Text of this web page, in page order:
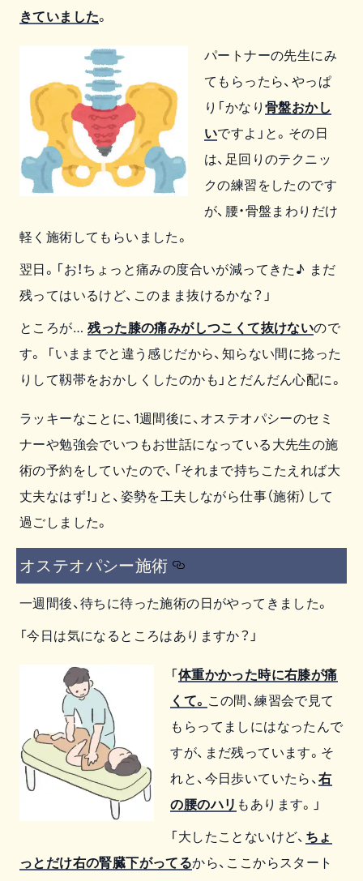
きていました。
パートナーの先生にみ
てもらったら、やっぱ
り「かなり 骨盤おかし
いですよ」と。その日
は、足回りのテクニッ
クの練習をしたのです
が、腰・骨盤まわりだけ
軽く施術してもらいました。
翌日。「お！ちょっと痛みの度合いが減ってきた♪ まだ
残ってはいるけど、このまま抜けるかな？」
ところが…残った膝の痛みがしつこくて抜けないので
す。 「いままでと違う感じだから、知らない間に捻った
りして靱帯をおかしくしたのかも」とだんだん心配に。
ラッキーなことに、1週間後に、オステオパシーのセミ
ナーや勉強会でいつもお世話になっている大先生の施
術の予約をしていたので、「それまで持ちこたえれば大
丈夫なはず！」と、姿勢を工夫しながら仕事（施術）して
過ごしました。
オステオパシー施術
一週間後、待ちに待った施術の日がやってきました。
「今日は気になるところはありますか？」
「体重かかった時に右膝が痛
くて。 この間、練習会で見て
もらってましにはなったんで
すが、まだ残っています。そ
れと、今日歩いていたら、右
の腰のハリ もあります。」
「大したことないけど、 ちょ
っとだけ右の腎臓下がってるから、ここからスタート